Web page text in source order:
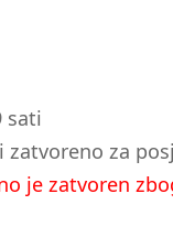
sati
za
je zatvoren